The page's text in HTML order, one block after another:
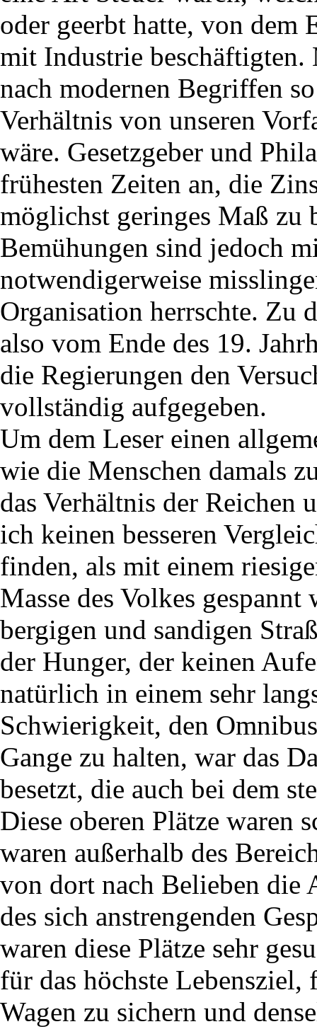
oder geerbt hatte, von dem
mit Industrie beschäftigten.
nach modernen Begriffen
Verhältnis von unseren
wäre. Gesetzgeber und
frühesten Zeiten an, die
möglichst geringes Maß zu
Bemühungen sind jedoch
notwendigerweise
Organisation herrschte. Zu
also vom Ende des 19.
die Regierungen den
vollständig aufgegeben.
Um dem Leser einen
wie die Menschen damals
das Verhältnis der Reichen
ich keinen besseren
finden, als mit einem
Masse des Volkes
bergigen und sandigen
der Hunger, der keinen
natürlich in einem sehr
Schwierigkeit, den
Gange zu halten, war das
besetzt, die auch bei dem
Diese oberen Plätze waren
waren außerhalb des
von dort nach Belieben die
des sich anstrengenden
waren diese Plätze sehr
für das höchste
Wagen zu sichern und